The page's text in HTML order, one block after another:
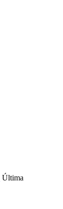
Última